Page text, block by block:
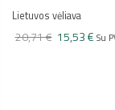
Lietuvos vėliava
20,71 € 15,53 € Su